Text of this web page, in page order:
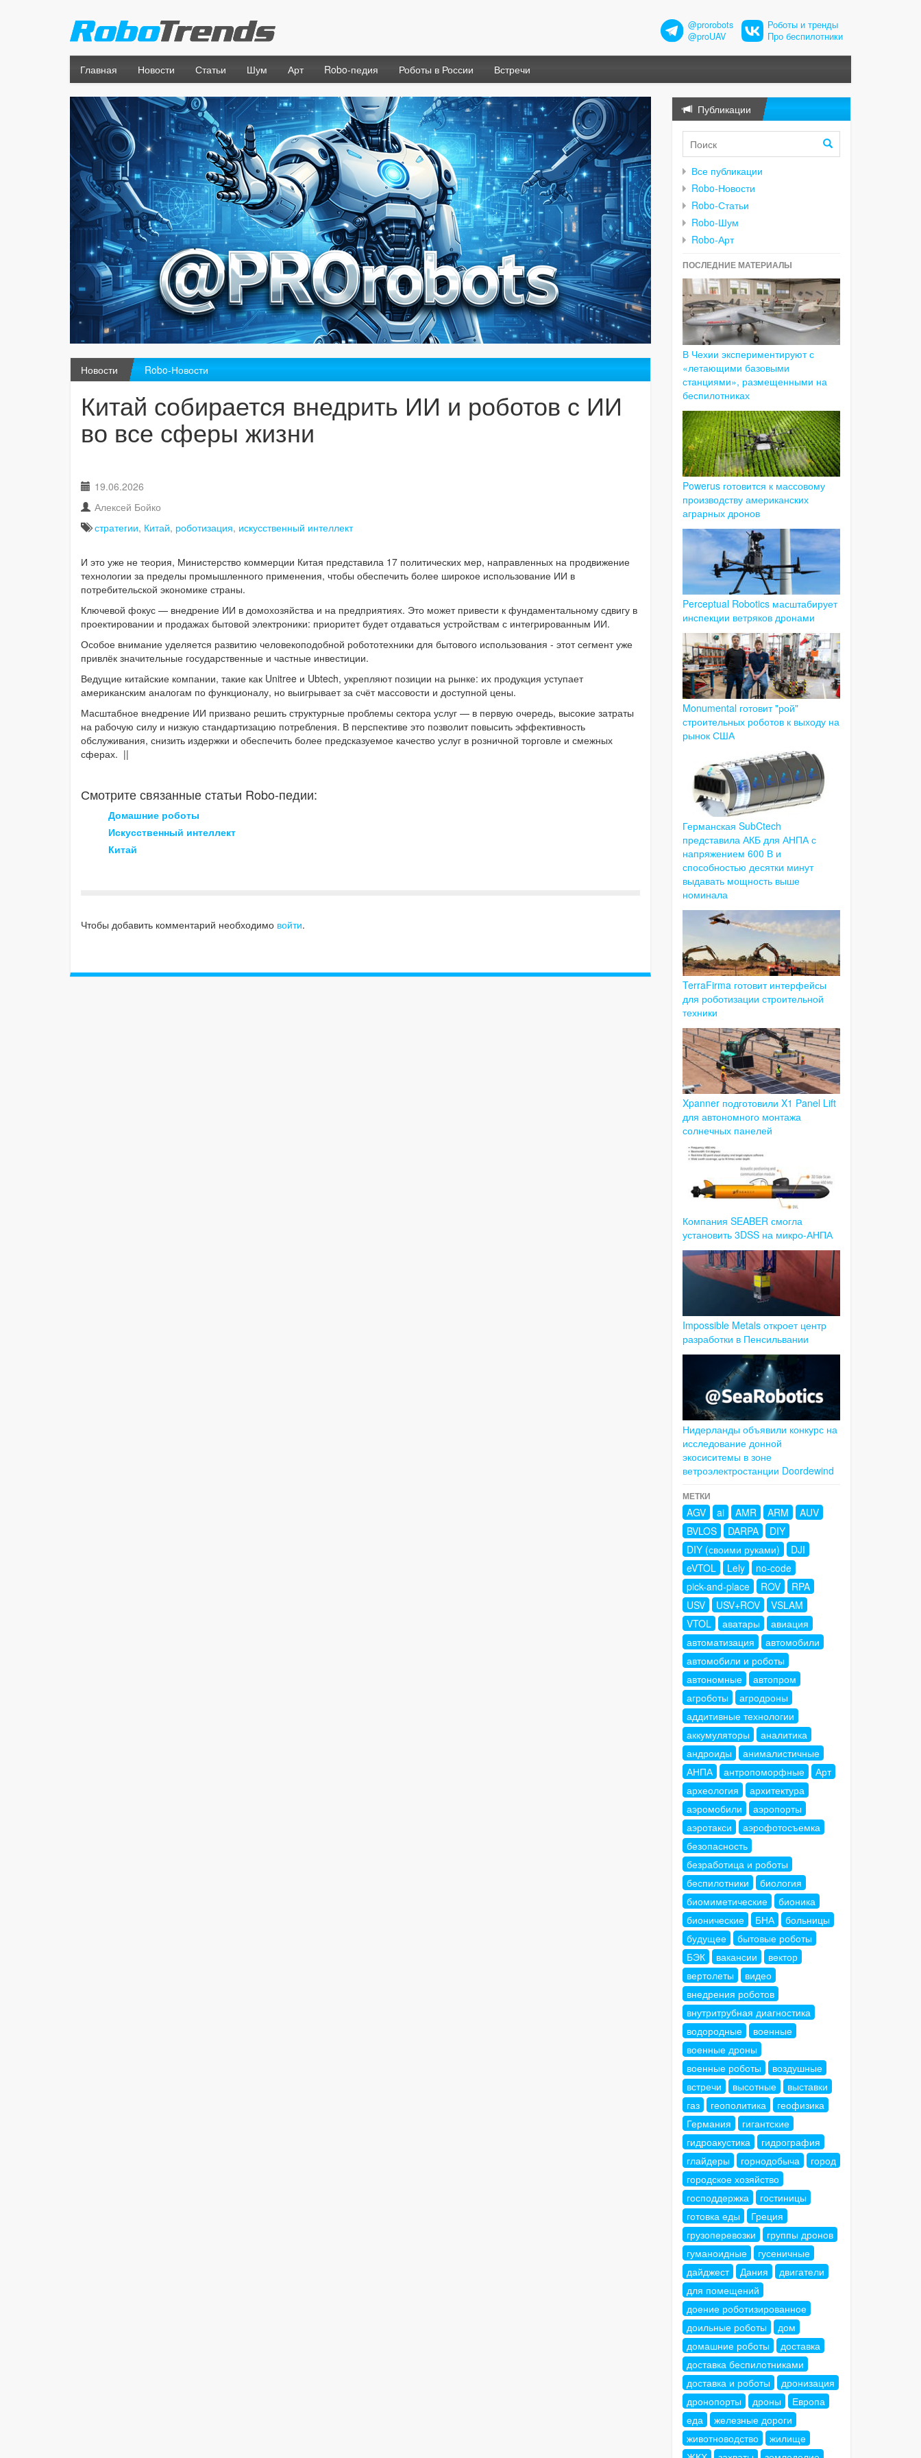
@prorobots
@proUAV
Роботы и тренды
Про беспилотники
Главная Новости Статьи Шум Арт Robo-педия Роботы в России Встречи
Новости Robo-Новости
Китай собирается внедрить ИИ и роботов с ИИ
во все сферы жизни
19.06.2026
Алексей Бойко
стратегии, Китай, роботизация, искусственный интеллект
И это уже не теория, Министерство коммерции Китая представила 17 политических мер, направленных на продвижение
технологии за пределы промышленного применения, чтобы обеспечить более широкое использование ИИ в
потребительской экономике страны.
Ключевой фокус — внедрение ИИ в домохозяйства и на предприятиях. Это может привести к фундаментальному сдвигу в
проектировании и продажах бытовой электроники: приоритет будет отдаваться устройствам с интегрированным ИИ.
Особое внимание уделяется развитию человекоподобной робототехники для бытового использования - этот сегмент уже
привлёк значительные государственные и частные инвестиции.
Ведущие китайские компании, такие как Unitree и Ubtech, укрепляют позиции на рынке: их продукция уступает
американским аналогам по функционалу, но выигрывает за счёт массовости и доступной цены.
Масштабное внедрение ИИ призвано решить структурные проблемы сектора услуг — в первую очередь, высокие затраты
на рабочую силу и низкую стандартизацию потребления. В перспективе это позволит повысить эффективность
обслуживания, снизить издержки и обеспечить более предсказуемое качество услуг в розничной торговле и смежных
сферах. ||
Смотрите связанные статьи Robo-педии:
Домашние роботы
Искусственный интеллект
Китай
Чтобы добавить комментарий необходимо войти.
Публикации
Все публикации
Robo-Новости
Robo-Статьи
Robo-Шум
Robo-Арт
ПОСЛЕДНИЕ МАТЕРИАЛЫ
В Чехии экспериментируют с
«летающими базовыми
станциями», размещенными на
беспилотниках
Powerus готовится к массовому
производству американских
аграрных дронов
Perceptual Robotics масштабирует
инспекции ветряков дронами
Monumental готовит "рой"
строительных роботов к выходу на
рынок США
Германская SubCtech
представила АКБ для АНПА с
напряжением 600 В и
способностью десятки минут
выдавать мощность выше
номинала
TerraFirma готовит интерфейсы
для роботизации строительной
техники
Xpanner подготовили X1 Panel Lift
для автономного монтажа
солнечных панелей
Компания SEABER смогла
установить 3DSS на микро-АНПА
Impossible Metals откроет центр
разработки в Пенсильвании
Нидерланды объявили конкурс на
исследование донной
экосиситемы в зоне
ветроэлектростанции Doordewind
МЕТКИ
AGV ai AMR ARM
AUV
BVLOS
DARPA
DIY
DIY (своими руками)
DJI
eVTOL
Lely
no-code
pick-and-place
ROV
RPA
USV
USV+ROV
VSLAM
VTOL
аватары
авиация
автоматизация
автомобили
автомобили и роботы
автономные
автопром
агроботы
агродроны
аддитивные технологии
аккумуляторы
аналитика
андроиды
анималистичные
АНПА
антропоморфные
Арт
археология
архитектура
аэромобили
аэропорты
аэротакси
аэрофотосъемка
безопасность
безработица и роботы
беспилотники
биология
биомиметические
бионика
бионические
БНА
больницы
будущее
бытовые роботы
БЭК
вакансии
вектор
вертолеты
видео
внедрения роботов
внутритрубная диагностика
водородные
военные
военные дроны
военные роботы
воздушные
встречи
высотные
выставки
газ
геополитика
геофизика
Германия
гигантские
гидроакустика
гидрография
глайдеры
горнодобыча
город
городское хозяйство
господдержка
гостиницы
готовка еды
Греция
грузоперевозки
группы дронов
гуманоидные
гусеничные
дайджест
Дания
двигатели
для помещений
доение роботизированное
доильные роботы
дом
домашние роботы
доставка
доставка беспилотниками
доставка и роботы
дронизация
дронопорты
дроны
Европа
еда
железные дороги
животноводство
жилище